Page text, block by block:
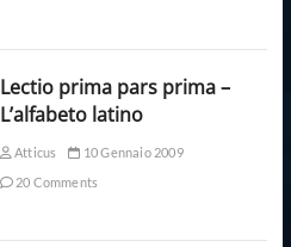
Lectio prima pars prima –
L’alfabeto latino
Atticus
10 Gennaio 2009
20 Comments